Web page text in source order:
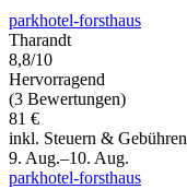
parkhotel-forsthaus
Tharandt
8,8/10
Hervorragend
(3 Bewertungen)
81 €
inkl. Steuern & Gebühren
9. Aug.–10. Aug.
parkhotel-forsthaus